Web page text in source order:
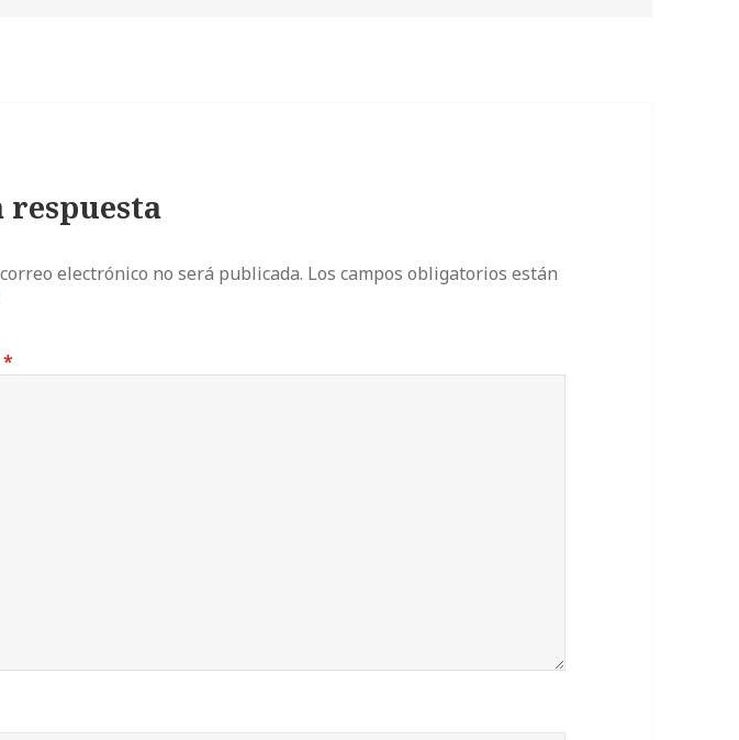
respuesta
electrónico no será publicada. Los campos obligatorios están
*